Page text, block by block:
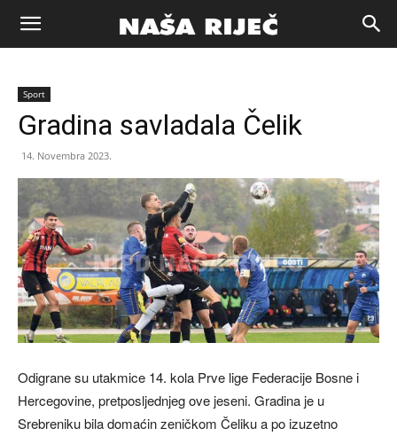
Naša
riječ
Zenica
Sport
Gradina savladala Čelik
14. Novembra 2023.
Odigrane su utakmice 14. kola Prve lige Federacije Bosne i
Hercegovine, pretposljednjeg ove jeseni. Gradina je u
Srebreniku bila domaćin zeničkom Čeliku a po izuzetno